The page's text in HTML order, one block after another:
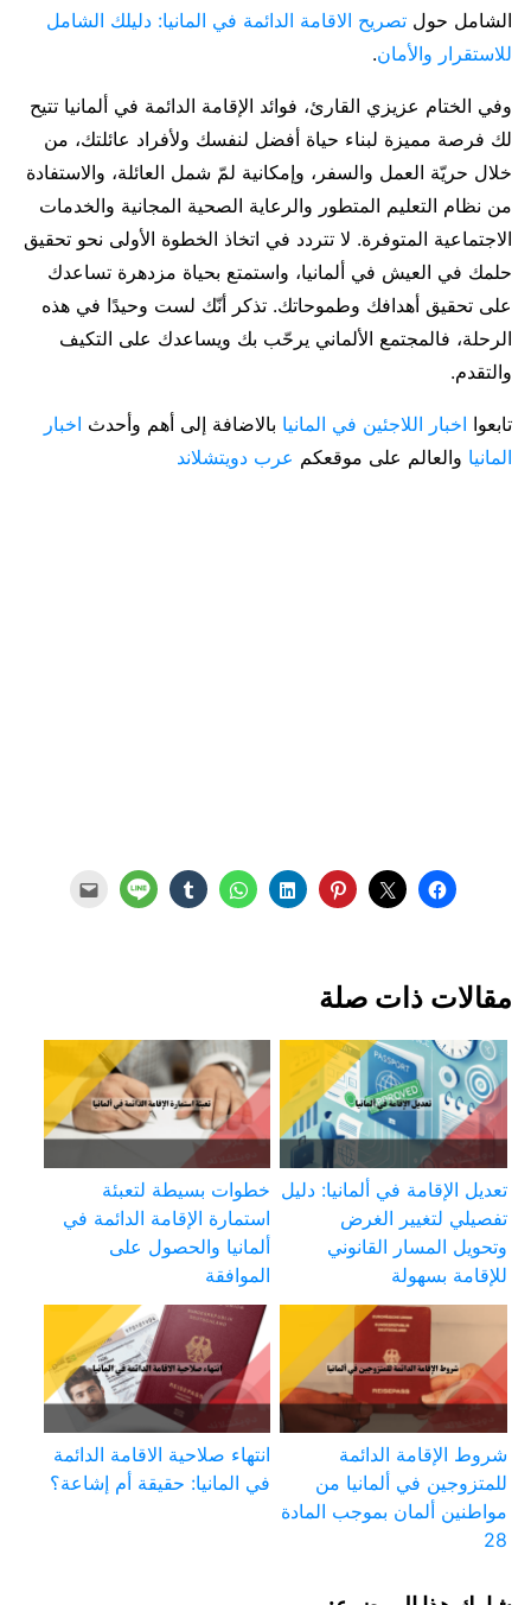
الشامل حول تصريح الاقامة الدائمة في المانيا: دليلك الشامل
للاستقرار والأمان.
وفي الختام عزيزي القارئ، فوائد الإقامة الدائمة في ألمانيا تتيح
لك فرصة مميزة لبناء حياة أفضل لنفسك ولأفراد عائلتك، من
خلال حريّة العمل والسفر، وإمكانية لمّ شمل العائلة، والاستفادة
من نظام التعليم المتطور والرعاية الصحية المجانية والخدمات
الاجتماعية المتوفرة. لا تتردد في اتخاذ الخطوة الأولى نحو تحقيق
حلمك في العيش في ألمانيا، واستمتع بحياة مزدهرة تساعدك
على تحقيق أهدافك وطموحاتك. تذكر أنّك لست وحيدًا في هذه
الرحلة، فالمجتمع الألماني يرحّب بك ويساعدك على التكيف
والتقدم.
تابعوا اخبار اللاجئين في المانيا بالاضافة إلى أهم وأحدث اخبار
المانيا والعالم على موقعكم عرب دويتشلاند
مقالات ذات صلة
تعديل الإقامة في ألمانيا: دليل
تفصيلي لتغيير الغرض
وتحويل المسار القانوني
للإقامة بسهولة
خطوات بسيطة لتعبئة
استمارة الإقامة الدائمة في
ألمانيا والحصول على
الموافقة
شروط الإقامة الدائمة
للمتزوجين في ألمانيا من
مواطنين ألمان بموجب المادة
28
انتهاء صلاحية الاقامة الدائمة
في المانيا: حقيقة أم إشاعة؟